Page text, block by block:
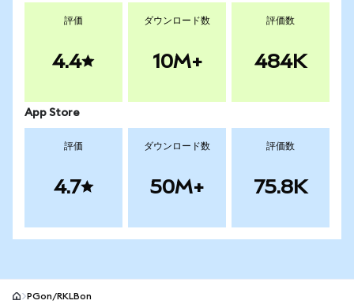
評価
4.4
ダウンロード数
10M+
評価数
484K
App Store
評価
4.7
ダウンロード数
50M+
評価数
75.8K
PGon/RKLBon